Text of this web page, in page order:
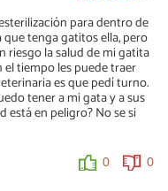
para dentro de
tenga gatitos ella, pero
riesgo la salud de mi gatita
tiempo les puede traer
es que pedí turno.
tener a mi gata y a sus
en peligro? No se si
0 0